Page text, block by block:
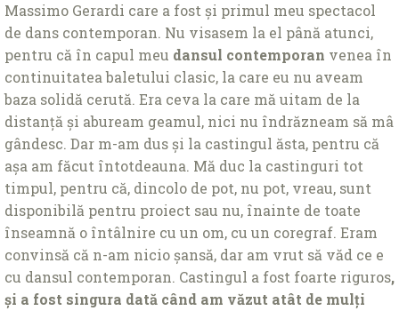
Massimo Gerardi care a fost și primul meu spectacol
de dans contemporan. Nu visasem la el până atunci,
pentru că în capul meu dansul contemporan venea în
continuitatea baletului clasic, la care eu nu aveam
baza solidă cerută. Era ceva la care mă uitam de la
distanță și abuream geamul, nici nu îndrăzneam să mâ
gândesc. Dar m-am dus și la castingul ăsta, pentru că
așa am făcut întotdeauna. Mă duc la castinguri tot
timpul, pentru că, dincolo de pot, nu pot, vreau, sunt
disponibilă pentru proiect sau nu, înainte de toate
înseamnă o întâlnire cu un om, cu un coregraf. Eram
convinsă că n-am nicio șansă, dar am vrut să văd ce e
cu dansul contemporan. Castingul a fost foarte riguros,
și a fost singura dată când am văzut atât de mulți